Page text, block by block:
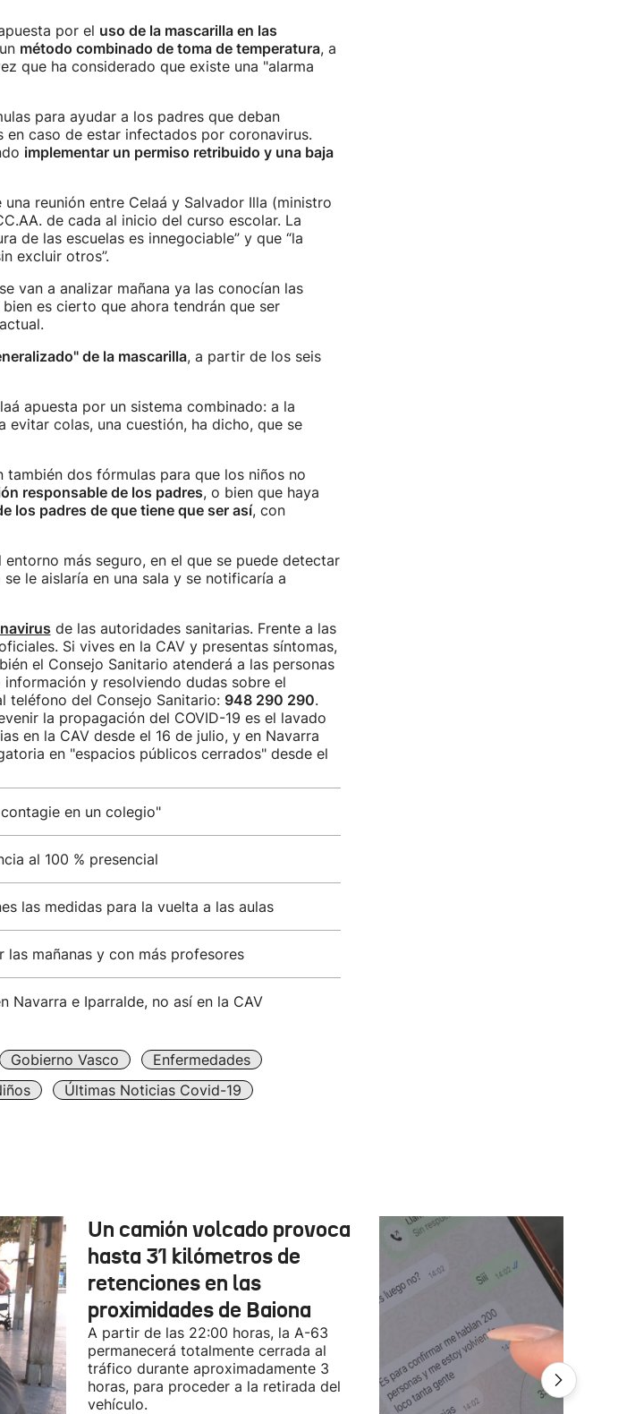
por el uso de la mascarilla en las
método combinado de toma de temperatura, a
que ha considerado que existe una "alarma
para ayudar a los padres que deban
en caso de estar infectados por coronavirus.
implementar un permiso retribuido y una baja
reunión entre Celaá y Salvador Illa (ministro
de cada al inicio del curso escolar. La
de las escuelas es innegociable” y que “la
excluir otros”.
van a analizar mañana ya las conocían las
es cierto que ahora tendrán que ser
de la mascarilla, a partir de los seis
apuesta por un sistema combinado: a la
evitar colas, una cuestión, ha dicho, que se
también dos fórmulas para que los niños no
responsable de los padres, o bien que haya
los padres de que tiene que ser así, con
más seguro, en el que se puede detectar
le aislaría en una sala y se notificaría a
de las autoridades sanitarias. Frente a las
Si vives en la CAV y presentas síntomas,
el Consejo Sanitario atenderá a las personas
y resolviendo dudas sobre el
teléfono del Consejo Sanitario: 948 290 290.
la propagación del COVID-19 es el lavado
en la CAV desde el 16 de julio, y en Navarra
en "espacios públicos cerrados" desde el
en un colegio"
al 100 % presencial
las medidas para la vuelta a las aulas
las mañanas y con más profesores
Navarra e Iparralde, no así en la CAV
Gobierno Vasco
Enfermedades
Últimas Noticias Covid-19
Un camión volcado provoca
hasta 31 kilómetros de
retenciones en las
proximidades de Baiona
A partir de las 22:00 horas, la A-63
permanecerá totalmente cerrada al
tráfico durante aproximadamente 3
horas, para proceder a la retirada del
vehículo.